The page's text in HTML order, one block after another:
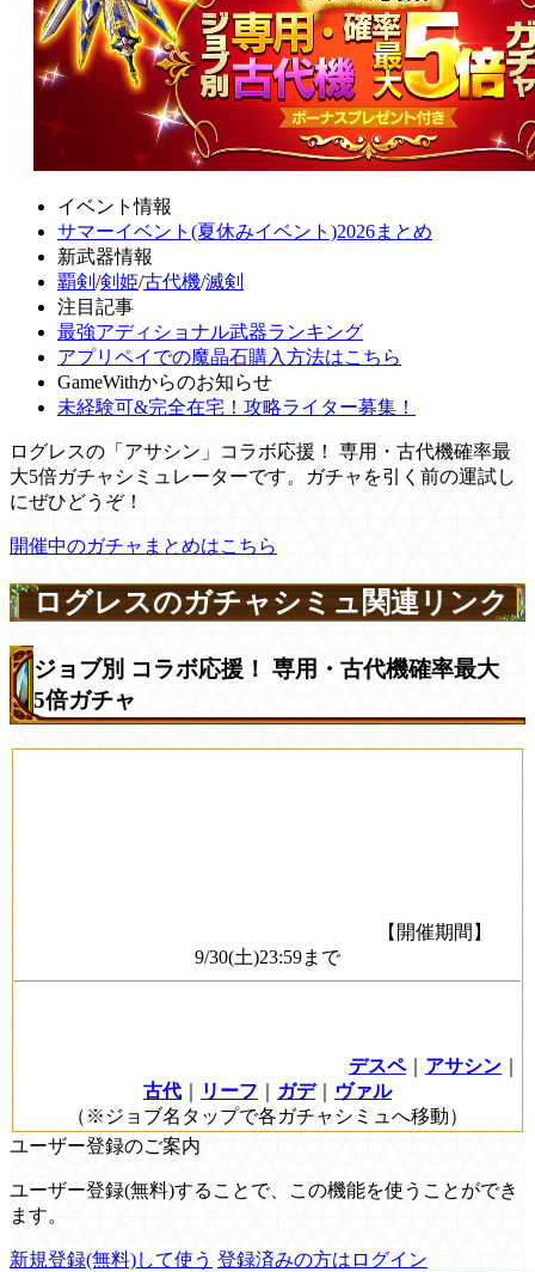
イベント情報
サマーイベント(夏休みイベント)2026まとめ
新武器情報
覇剣 /剣姫/古代機/滅剣
注目記事
最強アディショナル武器ランキング
アプリペイでの魔晶石購入方法はこちら
GameWithからのお知らせ
未経験可&完全在宅！攻略ライター募集！
ログレスの「アサシン」コラボ応援！ 専用・古代機確率最
大5倍ガチャシミュレーターです。ガチャを引く前の運試し
にぜひどうぞ！
開催中のガチャまとめはこちら
ログレスのガチャシミュ関連リンク
ジョブ別 コラボ応援！ 専用・古代機確率最大
5倍ガチャ
【開催期間】
9/30(土)23:59まで
デスペ｜ アサシン
古代
リーフ ガデ｜
ヴァル
（※ジョブ名タップで各ガチャシミュへ移動）
ユーザー登録のご案内
ユーザー登録(無料)することで、この機能を使うことができ
ます。
新規登録(無料)して使う 登録済みの方はログイン